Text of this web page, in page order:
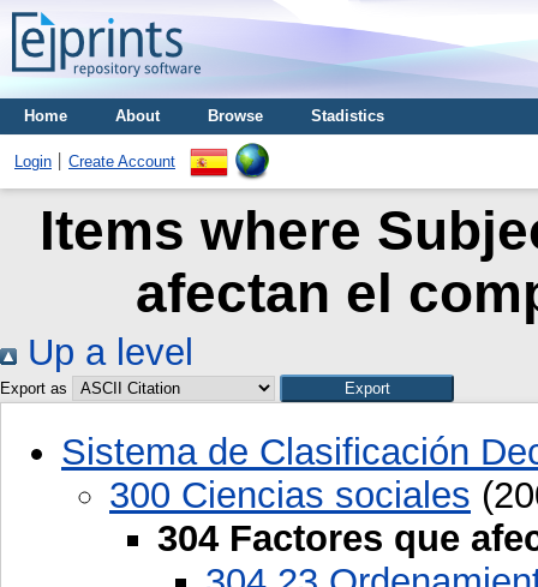
Home About Browse Stadistics
Login Create Account
Items where
afectan el
Up a level
Export as
Sistema de Clasificación
300 Ciencias sociales
304 Factores que